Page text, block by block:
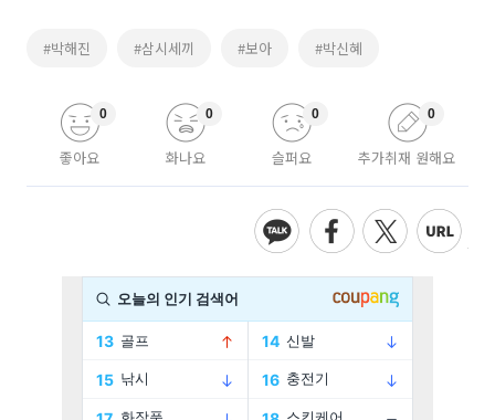
#박해진 #삼시세끼 #보아 #박신혜
좋아요
0
화나요
0
슬퍼요
0
추가취재 원해요
0